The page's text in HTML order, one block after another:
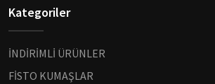
Kategoriler
İNDİRİMLİ ÜRÜNLER
FİSTO KUMAŞLAR